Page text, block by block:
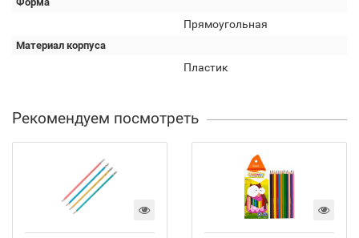
Прямоугольная
Материал корпуса
Пластик
Рекомендуем посмотреть